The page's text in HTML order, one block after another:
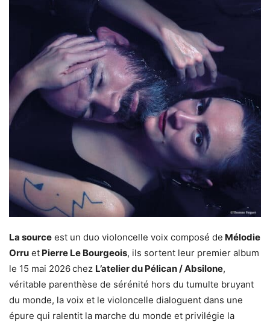
La source est un duo violoncelle voix composé de Mélodie
Orru et Pierre Le Bourgeois, ils sortent leur premier album
le 15 mai 2026chez L’atelier du Pélican / Absilone,
véritable parenthèse de sérénité hors du tumulte bruyant
du monde, la voix et le violoncelle dialoguent dans une
épure qui ralentit la marche du monde et privilégie la